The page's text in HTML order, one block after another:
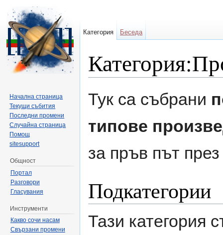
Тук са събрани
типове
за пръв път
Подкатегории
Тази категория
Категория Беседа
Начална страница
Текущи събития
Последни промени
Случайна страница
Помощ
sitesupport
Общност
Портал
Разговори
Гласувания
Инструменти
Какво сочи насам
Свързани промени